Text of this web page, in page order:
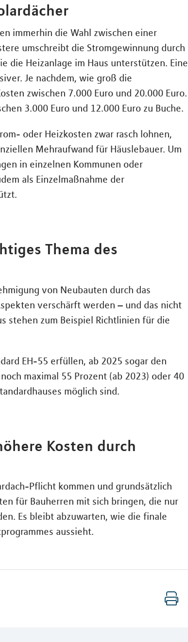
immerhin die Wahl zwischen einer
umschreibt die Stromgewinnung durch
die Heizanlage im Haus unterstützen. Eine
Je nachdem, wie groß die
zwischen 7.000 Euro und 20.000 Euro.
3.000 Euro und 12.000 Euro zu Buche.
oder Heizkosten zwar rasch lohnen,
Mehraufwand für Häuslebauer. Um
in einzelnen Kommunen oder
als Einzelmaßnahme der
Thema des
von Neubauten durch das
verschärft werden – und das nicht
stehen zum Beispiel Richtlinien für die
EH-55 erfüllen, ab 2025 sogar den
maximal 55 Prozent (ab 2023) oder 40
möglich sind.
Kosten durch
Pflicht kommen und grundsätzlich
für Bauherren mit sich bringen, die nur
Es bleibt abzuwarten, wie die finale
aussieht.